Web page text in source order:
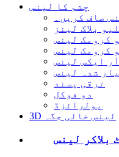
چشم کا لینس
صاف کریں۔
بلاک لینز
کرومک لینس
کرومک لینس
آر ایکس لینس
شدہ لینس
ترقی پسند
دو فوکل
پولرائزڈ
3D لینس خالی جگہ
بلاکر لینس